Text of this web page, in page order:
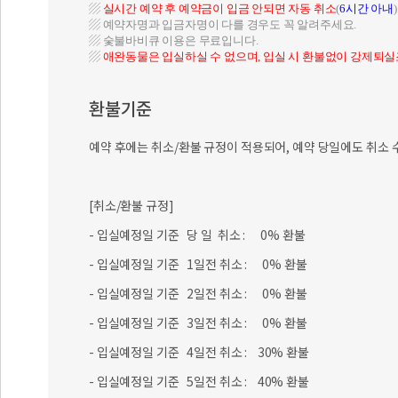
▨ 실시간 예약 후 예약금이 입금 안되면 자동 취소(6시간 아내)
▨ 예약자명과 입금자명이 다를 경우도 꼭 알려주세요.
▨ 숯불바비큐 이용은 무료입니다.
▨ 애완동물은 입실하실 수 없으며, 입실 시 환불없이 강제퇴
환불기준
예약 후에는 취소/환불 규정이 적용되어, 예약 당일에도 취소
[취소/환불 규정]
- 입실예정일 기준 당 일 취소 : 0% 환불
- 입실예정일 기준 1일전 취소 : 0% 환불
- 입실예정일 기준 2일전 취소 : 0% 환불
- 입실예정일 기준 3일전 취소 : 0% 환불
- 입실예정일 기준 4일전 취소 : 30% 환불
- 입실예정일 기준 5일전 취소 : 40% 환불